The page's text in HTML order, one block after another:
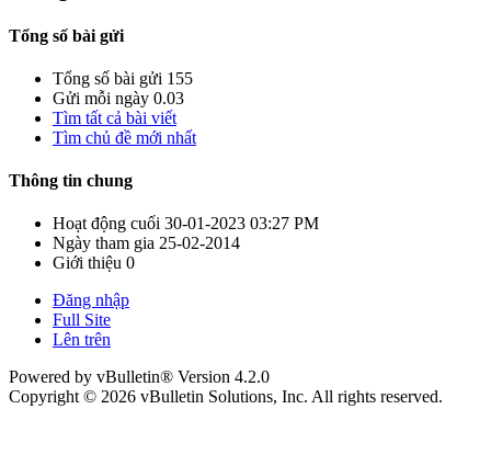
Tổng số bài gửi
Tổng số bài gửi 155
Gửi mỗi ngày 0.03
Tìm tất cả bài viết
Tìm chủ đề mới nhất
Thông tin chung
Hoạt động cuối 30-01-2023 03:27 PM
Ngày tham gia 25-02-2014
Giới thiệu 0
Đăng nhập
Full Site
Lên trên
Powered by vBulletin® Version 4.2.0
Copyright © 2026 vBulletin Solutions, Inc. All rights reserved.